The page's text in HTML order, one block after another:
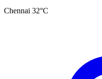
Chennai 32°C